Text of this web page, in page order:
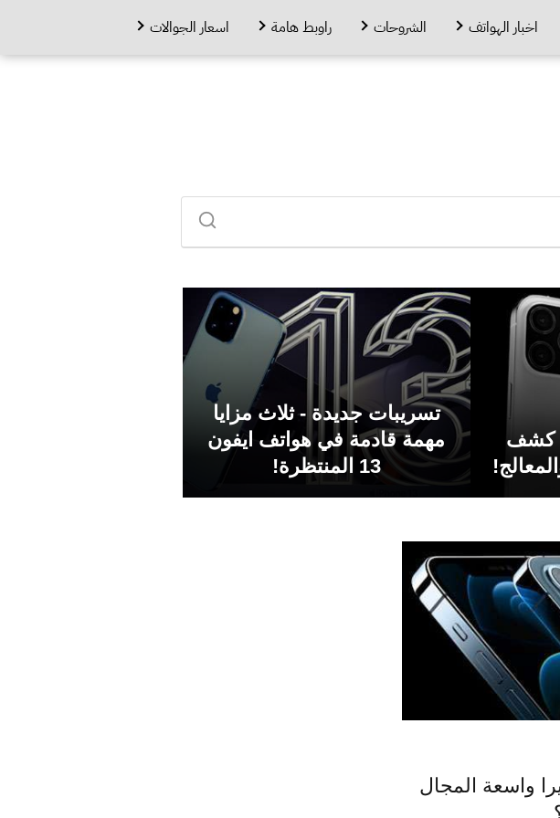
اخبار الهواتف الشروحات راوبط هامة اسعار الجوالات
ايفون 13 - كشف
تسريبات جديدة - ثلاث مزايا
مهمة قادمة في هواتف ايفون
13 المنتظرة!
واسعة المجال